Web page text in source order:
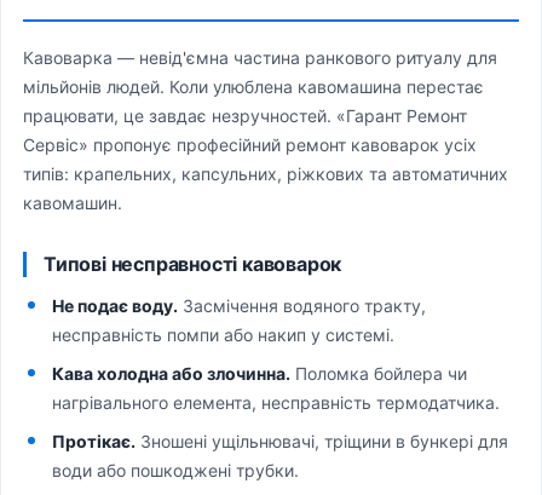
Кавоварка — невід'ємна частина ранкового ритуалу для
мільйонів людей. Коли улюблена кавомашина перестає
працювати, це завдає незручностей. «Гарант Ремонт
Сервіс» пропонує професійний ремонт кавоварок усіх
типів: крапельних, капсульних, ріжкових та автоматичних
кавомашин.
Типові несправності кавоварок
Не подає воду. Засмічення водяного тракту,
несправність помпи або накип у системі.
Кава холодна або злочинна. Поломка бойлера чи
нагрівального елемента, несправність термодатчика.
Протікає. Зношені ущільнювачі, тріщини в бункері для
води або пошкоджені трубки.